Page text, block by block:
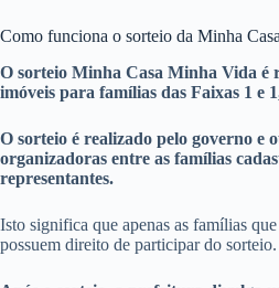
Como funciona o sorteio da Minha
O sorteio Minha Casa Minha Vida
imóveis para famílias das Faixas 1 e
O sorteio é realizado pelo governo e
organizadoras entre as famílias
representantes.
Isto significa que apenas as famílias
possuem direito de participar do sorteio.